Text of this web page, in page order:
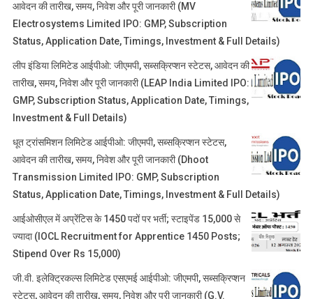
आवेदन की तारीख, समय, निवेश और पूरी जानकारी (MV
Electrosystems Limited IPO: GMP, Subscription
Status, Application Date, Timings, Investment & Full Details)
लीप इंडिया लिमिटेड आईपीओ: जीएमपी, सब्सक्रिप्शन स्टेटस, आवेदन की
तारीख, समय, निवेश और पूरी जानकारी (LEAP India Limited IPO:
GMP, Subscription Status, Application Date, Timings,
Investment & Full Details)
धूत ट्रांसमिशन लिमिटेड आईपीओ: जीएमपी, सब्सक्रिप्शन स्टेटस,
आवेदन की तारीख, समय, निवेश और पूरी जानकारी (Dhoot
Transmission Limited IPO: GMP, Subscription
Status, Application Date, Timings, Investment & Full Details)
आईओसीएल में अप्रेंटिस के 1450 पदों पर भर्ती; स्टाइपेंड 15,000 से
ज्यादा (IOCL Recruitment for Apprentice 1450 Posts;
Stipend Over Rs 15,000)
जी.वी. इलेक्ट्रिकल्स लिमिटेड एसएमई आईपीओ: जीएमपी, सब्सक्रिप्शन
स्टेटस, आवेदन की तारीख, समय, निवेश और पूरी जानकारी (G.V.